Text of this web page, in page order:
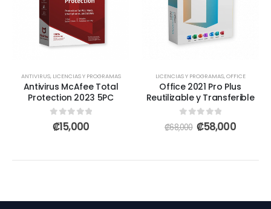
ANTIVIRUS, LICENCIAS Y PROGRAMAS
Antivirus McAfee Total
Protection 2023 5PC
0out of 5
₡15,000
LICENCIAS Y PROGRAMAS,OFFICE
Office 2021 Pro Plus
Reutilizable y Transferible
0 out of 5
₡68,000 ₡58,000